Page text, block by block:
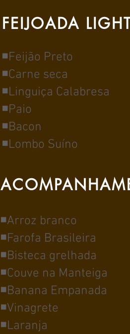
FEIJOADA
◾Feijão Preto
◾Carne seca
◾Linguiça Calabresa
◾Paio
◾Bacon
◾Lombo Suíno
◾Arroz branco
◾Farofa Brasileira
◾Bisteca grelhada
◾Couve na Manteiga
◾Banana Empanada
◾Vinagrete
◾Laranja